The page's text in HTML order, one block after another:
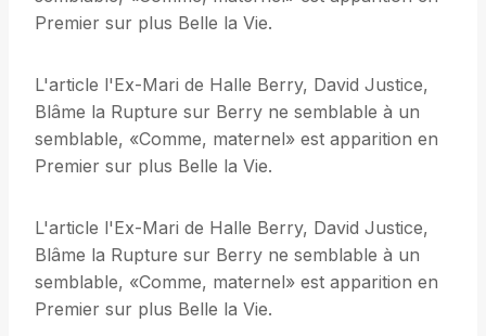
Premier sur plus Belle la Vie.
L'article l'Ex-Mari de Halle Berry, David Justice,
Blâme la Rupture sur Berry ne semblable à un
semblable, «Comme, maternel» est apparition en
Premier sur plus Belle la Vie.
L'article l'Ex-Mari de Halle Berry, David Justice,
Blâme la Rupture sur Berry ne semblable à un
semblable, «Comme, maternel» est apparition en
Premier sur plus Belle la Vie.